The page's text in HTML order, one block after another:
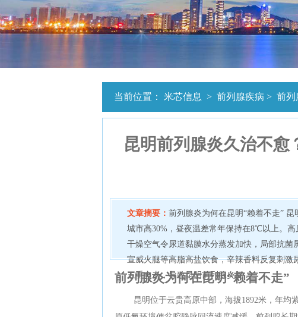
当前位置： 米芯信息 > 前列腺疾病 > 前列
昆明前列腺炎久治不愈
文章摘要： 前列腺炎为何在昆明“赖着不走”
城市高30%，昼夜温差常年保持在8℃以上。
干燥空气令尿道黏膜水分蒸发加快，局部抗菌
宣威火腿等高脂高盐饮食，辛辣香料反复刺
三重夹击，导致昆明前列腺炎复...
前列腺炎为何在昆明“赖着不走”
昆明位于云贵高原中部，海拔1892米，年